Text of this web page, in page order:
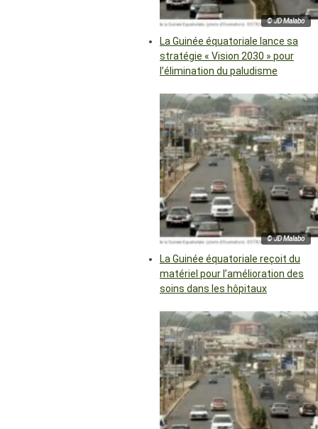
© JD Malabo
La Guinée équatoriale lance sa
stratégie « Vision 2030 » pour
l’élimination du paludisme
© JD Malabo
La Guinée équatoriale reçoit du
matériel pour l’amélioration des
soins dans les hôpitaux